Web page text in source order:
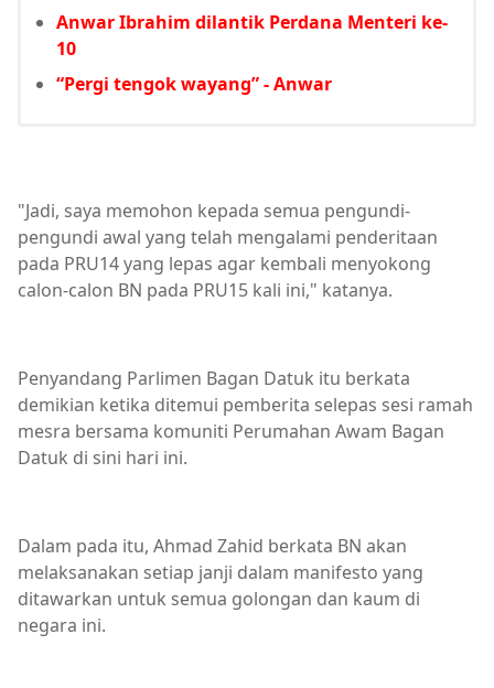
Anwar Ibrahim dilantik Perdana Menteri ke-
10
“Pergi tengok wayang” - Anwar
"Jadi, saya memohon kepada semua pengundi-
pengundi awal yang telah mengalami penderitaan
pada PRU14 yang lepas agar kembali menyokong
calon-calon BN pada PRU15 kali ini," katanya.
Penyandang Parlimen Bagan Datuk itu berkata
demikian ketika ditemui pemberita selepas sesi ramah
mesra bersama komuniti Perumahan Awam Bagan
Datuk di sini hari ini.
Dalam pada itu, Ahmad Zahid berkata BN akan
melaksanakan setiap janji dalam manifesto yang
ditawarkan untuk semua golongan dan kaum di
negara ini.